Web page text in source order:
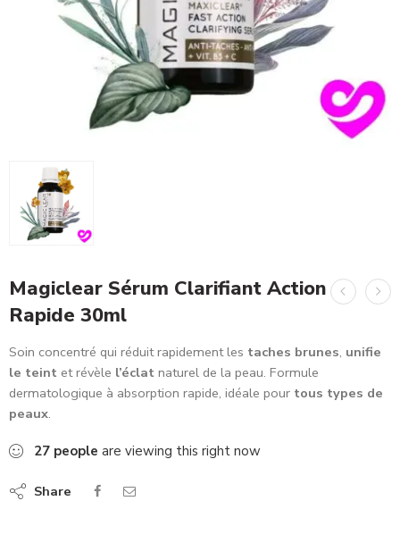
Magiclear Sérum Clarifiant Action
Rapide 30ml
Soin concentré qui réduit rapidement les taches brunes, unifie
le teint et révèle l’éclat naturel de la peau. Formule
dermatologique à absorption rapide, idéale pour tous types de
peaux.
27 people are viewing this right now
Share